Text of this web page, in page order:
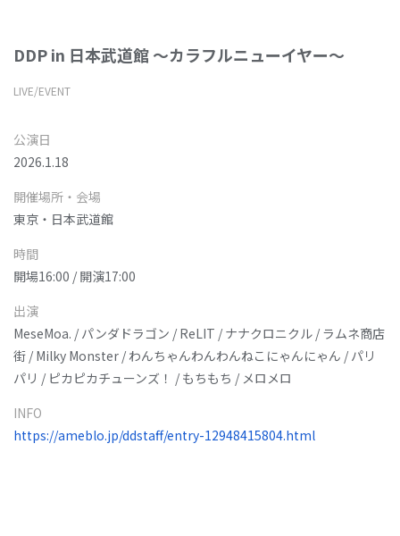
DDP in 日本武道館 〜カラフルニューイヤー〜
LIVE/EVENT
公演日
2026.1.18
開催場所・会場
東京・日本武道館
時間
開場16:00 / 開演17:00
出演
MeseMoa. / パンダドラゴン / ReLIT / ナナクロニクル / ラムネ商店
街 / Milky Monster / わんちゃんわんわんねこにゃんにゃん / パリ
パリ / ピカピカチューンズ！ / もちもち / メロメロ
INFO
https://ameblo.jp/ddstaff/entry-12948415804.html